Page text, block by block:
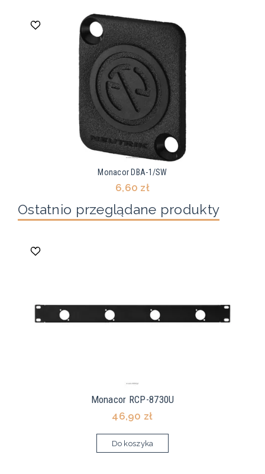
Monacor DBA-1/SW
6,60 zł
Ostatnio przeglądane produkty
Monacor RCP-8730U
46,90 zł
Do koszyka